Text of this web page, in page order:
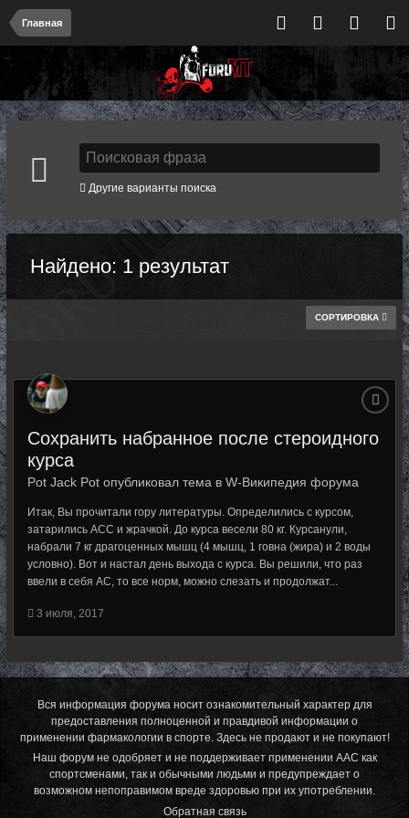
Главная
Другие варианты поиска
Найдено: 1 результат
СОРТИРОВКА
Сохранить набранное после стероидного
курса
Pot Jack Pot опубликовал тема в W-Википедия форума
Итак, Вы прочитали гору литературы. Определились с курсом,
затарились АСС и жрачкой. До курса весели 80 кг. Курсанули,
набрали 7 кг драгоценных мышц (4 мышц, 1 говна (жира) и 2 воды
условно). Вот и настал день выхода с курса. Вы решили, что раз
ввели в себя АС, то все норм, можно слезать и продолжат...
3 июля, 2017
Вся информация форума носит ознакомительный характер для
предоставления полноценной и правдивой информации о
применении фармакологии в спорте. Здесь не продают и не покупают!
Наш форум не одобряет и не поддерживает применении ААС как
спортсменами, так и обычными людьми и предупреждает о
возможном непоправимом вреде здоровью при их употреблении.
Обратная связь